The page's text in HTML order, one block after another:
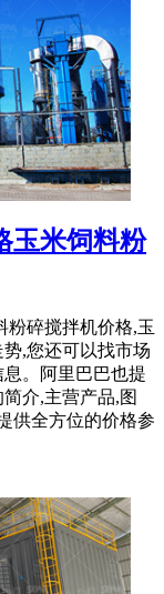
玉米饲料粉
粉碎搅拌机价格,玉
,您还可以找市场
。阿里巴巴也提
介,主营产品,图
供全方位的价格参